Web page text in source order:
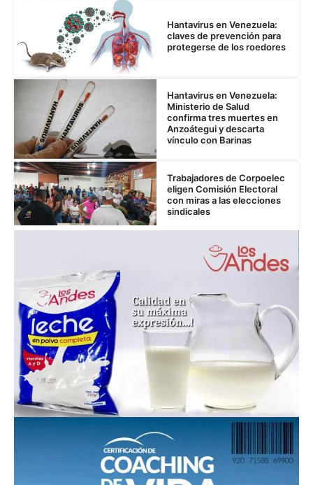
Hantavirus en Venezuela:
claves de prevención para
protegerse de los roedores
Hantavirus en Venezuela:
Ministerio de Salud
confirma tres muertes en
Anzoátegui y descarta
vínculo con Barinas
Trabajadores de Corpoelec
eligen Comisión Electoral
con miras a las elecciones
sindicales